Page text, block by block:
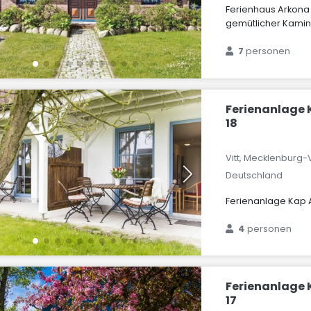
Ferienhaus
gemütlicher
7personen
Ferienanlage
18
Vitt,
Deutschland
Ferienanlage Kap
4personen
Ferienanlage
17